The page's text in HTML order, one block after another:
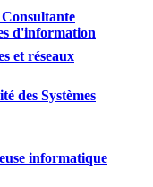
d'information
et réseaux
des Systèmes
informatique